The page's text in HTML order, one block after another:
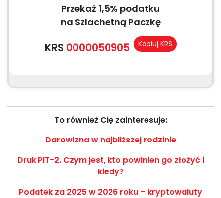
Przekaż 1,5% podatku
na Szlachetną Paczkę
KRS 0000050905 Kopiuj KRS
To również Cię zainteresuje:
Darowizna w najbliższej rodzinie
Druk PIT-2. Czym jest, kto powinien go złożyć i
kiedy?
Podatek za 2025 w 2026 roku – kryptowaluty